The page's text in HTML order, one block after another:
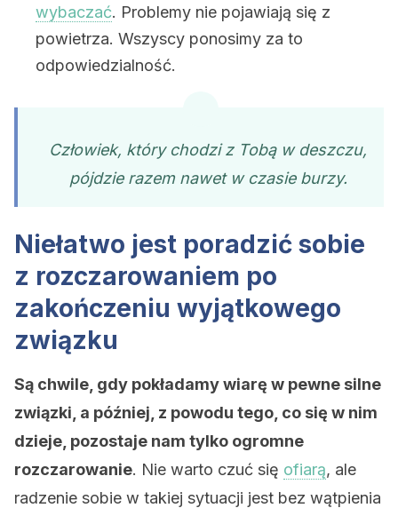
wybaczać. Problemy nie pojawiają się z
powietrza. Wszyscy ponosimy za to
odpowiedzialność.
Człowiek, który chodzi z Tobą w deszczu,
pójdzie razem nawet w czasie burzy.
Niełatwo jest poradzić sobie
z rozczarowaniem po
zakończeniu wyjątkowego
związku
Są chwile, gdy pokładamy wiarę w pewne silne
związki, a później, z powodu tego, co się w nim
dzieje, pozostaje nam tylko ogromne
rozczarowanie. Nie warto czuć się ofiarą, ale
radzenie sobie w takiej sytuacji jest bez wątpienia